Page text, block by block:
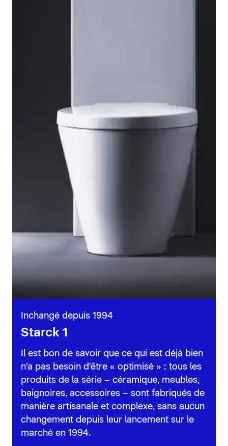
Inchangé depuis 1994
Starck 1
Il est bon de savoir que ce qui est déjà bien
n'a pas besoin d'être « optimisé » : tous les
produits de la série – céramique, meubles,
baignoires, accessoires – sont fabriqués de
manière artisanale et complexe, sans aucun
changement depuis leur lancement sur le
marché en 1994.